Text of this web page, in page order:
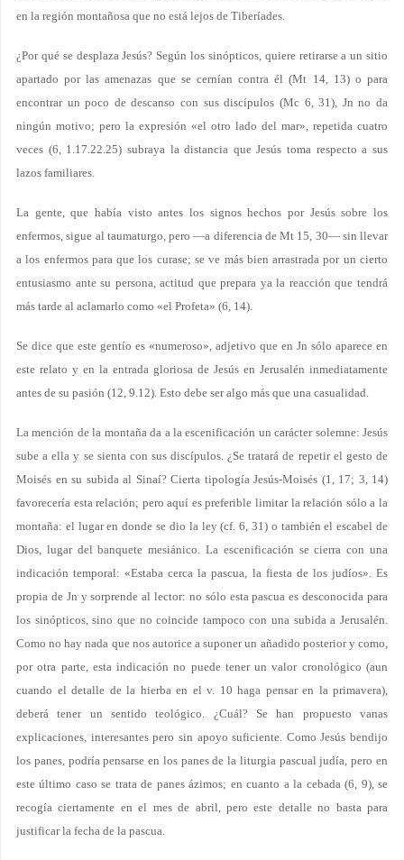
en la región montañosa que no está lejos de Tiberíades.
¿Por qué se desplaza Jesús? Según los sinópticos, quiere retirarse a un sitio
apartado por las amenazas que se cernían contra él (Mt 14, 13) o para
encontrar un poco de descanso con sus discípulos (Mc 6, 31), Jn no da
ningún motivo; pero la expresión «el otro lado del mar», repetida cuatro
veces (6, 1.17.22.25) subraya la distancia que Jesús toma respecto a sus
lazos familiares.
La gente, que había visto antes los signos hechos por Jesús sobre los
enfermos, sigue al taumaturgo, pero —a diferencia de Mt 15, 30— sin llevar
a los enfermos para que los curase; se ve más bien arrastrada por un cierto
entusiasmo ante su persona, actitud que prepara ya la reacción que tendrá
más tarde al aclamarlo como «el Profeta» (6, 14).
Se dice que este gentío es «numeroso», adjetivo que en Jn sólo aparece en
este relato y en la entrada gloriosa de Jesús en Jerusalén inmediatamente
antes de su pasión (12, 9.12). Esto debe ser algo más que una casualidad.
La mención de la montaña da a la escenificación un carácter solemne: Jesús
sube a ella y se sienta con sus discípulos. ¿Se tratará de repetir el gesto de
Moisés en su subida al Sinaí? Cierta tipología Jesús-Moisés (1, 17; 3, 14)
favorecería esta relación; pero aquí es preferible limitar la relación sólo a la
montaña: el lugar en donde se dio la ley (cf. 6, 31) o también el escabel de
Dios, lugar del banquete mesiánico. La escenificación se cierra con una
indicación temporal: «Estaba cerca la pascua, la fiesta de los judíos». Es
propia de Jn y sorprende al lector: no sólo esta pascua es desconocida para
los sinópticos, sino que no coincide tampoco con una subida a Jerusalén.
Como no hay nada que nos autorice a suponer un añadido posterior y como,
por otra parte, esta indicación no puede tener un valor cronológico (aun
cuando el detalle de la hierba en el v. 10 haga pensar en la primavera),
deberá tener un sentido teológico. ¿Cuál? Se han propuesto vanas
explicaciones, interesantes pero sin apoyo suficiente. Como Jesús bendijo
los panes, podría pensarse en los panes de la liturgia pascual judía, pero en
este último caso se trata de panes ázimos; en cuanto a la cebada (6, 9), se
recogía ciertamente en el mes de abril, pero este detalle no basta para
justificar la fecha de la pascua.